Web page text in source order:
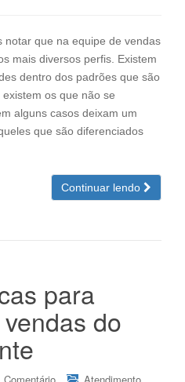
notar que na equipe de vendas
mais diversos perfis. Existem
dentro dos padrões que são
os que não se
alguns casos deixam um
que são diferenciados
Continuar lendo
para
do
,